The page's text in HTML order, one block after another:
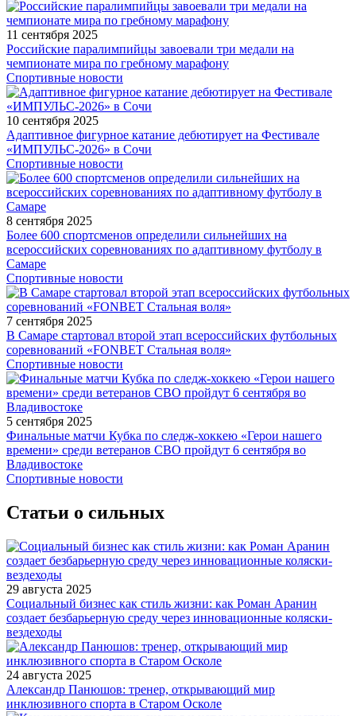
11 сентября 2025
Российские паралимпийцы завоевали три медали на
чемпионате мира по гребному марафону
Спортивные новости
10 сентября 2025
Адаптивное фигурное катание дебютирует на Фестивале
«ИМПУЛЬС-2026» в Сочи
Спортивные новости
8 сентября 2025
Более 600 спортсменов определили сильнейших на
всероссийских соревнованиях по адаптивному футболу в
Самаре
Спортивные новости
7 сентября 2025
В Самаре стартовал второй этап всероссийских футбольных
соревнований «FONBET Стальная воля»
Спортивные новости
5 сентября 2025
Финальные матчи Кубка по следж-хоккею «Герои нашего
времени» среди ветеранов СВО пройдут 6 сентября во
Владивостоке
Спортивные новости
Статьи о сильных
29 августа 2025
Социальный бизнес как стиль жизни: как Роман Аранин
создает безбарьерную среду через инновационные коляски-
вездеходы
24 августа 2025
Александр Панюшов: тренер, открывающий мир
инклюзивного спорта в Старом Осколе